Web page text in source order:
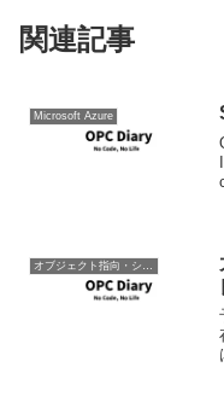
関連記事
Microsoft Azure
オブジェクト指向・システム開発